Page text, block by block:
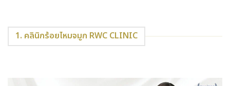
1. คลินิกร้อยไหมจมูก RWC CLINIC